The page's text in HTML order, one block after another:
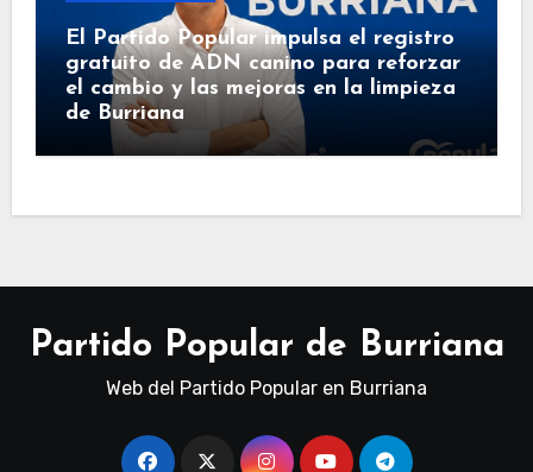
El Partido Popular impulsa el registro
gratuito de ADN canino para reforzar
el cambio y las mejoras en la limpieza
de Burriana
Partido Popular de Burriana
Web del Partido Popular en Burriana